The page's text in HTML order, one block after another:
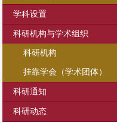
学科设置
科研机构与学术组织
科研机构
挂靠学会（学术团体）
科研通知
科研动态